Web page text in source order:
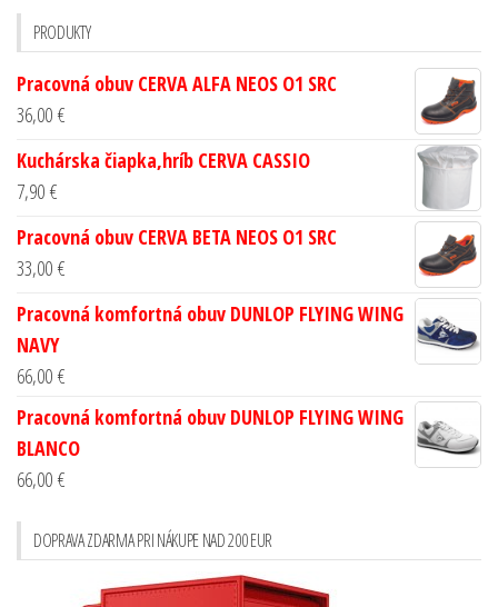
PRODUKTY
Pracovná obuv CERVA ALFA NEOS O1 SRC
36,00 €
Kuchárska čiapka,hríb CERVA CASSIO
7,90 €
Pracovná obuv CERVA BETA NEOS O1 SRC
33,00 €
Pracovná komfortná obuv DUNLOP FLYING WING
NAVY
66,00 €
Pracovná komfortná obuv DUNLOP FLYING WING
BLANCO
66,00 €
DOPRAVA ZDARMA PRI NÁKUPE NAD 200 EUR